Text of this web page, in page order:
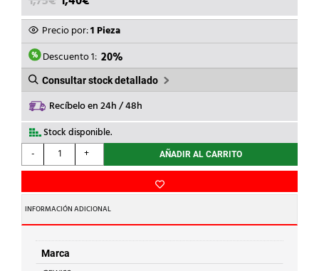
PRECIO
ORIGINAL
ERA:
1,75€.
PRECIO
ACTUAL
ES:
1,40€.
Precio por:1 Pieza
Descuento 1: 20%
Consultar stock detallado
Recíbelo en 24h / 48h
Stock disponible.
-
GEWISS
-
04
O
08mm.
cantidad
+ AÑADIR AL CARRITO
INFORMACIÓN ADICIONAL
Marca